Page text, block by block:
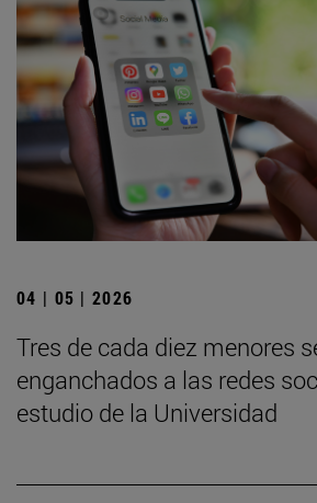
04 | 05 | 2026
Tres de cada diez menores
enganchados a las redes
estudio de la Universidad